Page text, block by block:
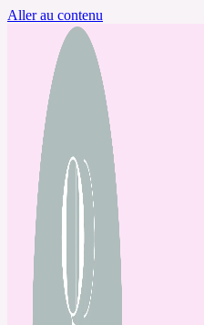
Aller au contenu